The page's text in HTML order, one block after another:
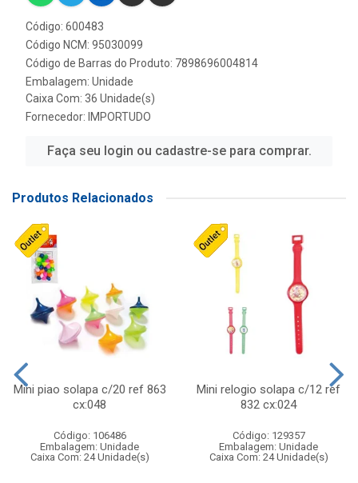
Código: 600483
Código NCM: 95030099
Código de Barras do Produto: 7898696004814
Embalagem: Unidade
Caixa Com: 36 Unidade(s)
Fornecedor: IMPORTUDO
Faça seu login ou cadastre-se para comprar.
Produtos Relacionados
Mini piao solapa c/20 ref 863
cx:048
Código: 106486
Embalagem: Unidade
Caixa Com: 24 Unidade(s)
Mini relogio solapa c/12 ref
832 cx:024
Código: 129357
Embalagem: Unidade
Caixa Com: 24 Unidade(s)